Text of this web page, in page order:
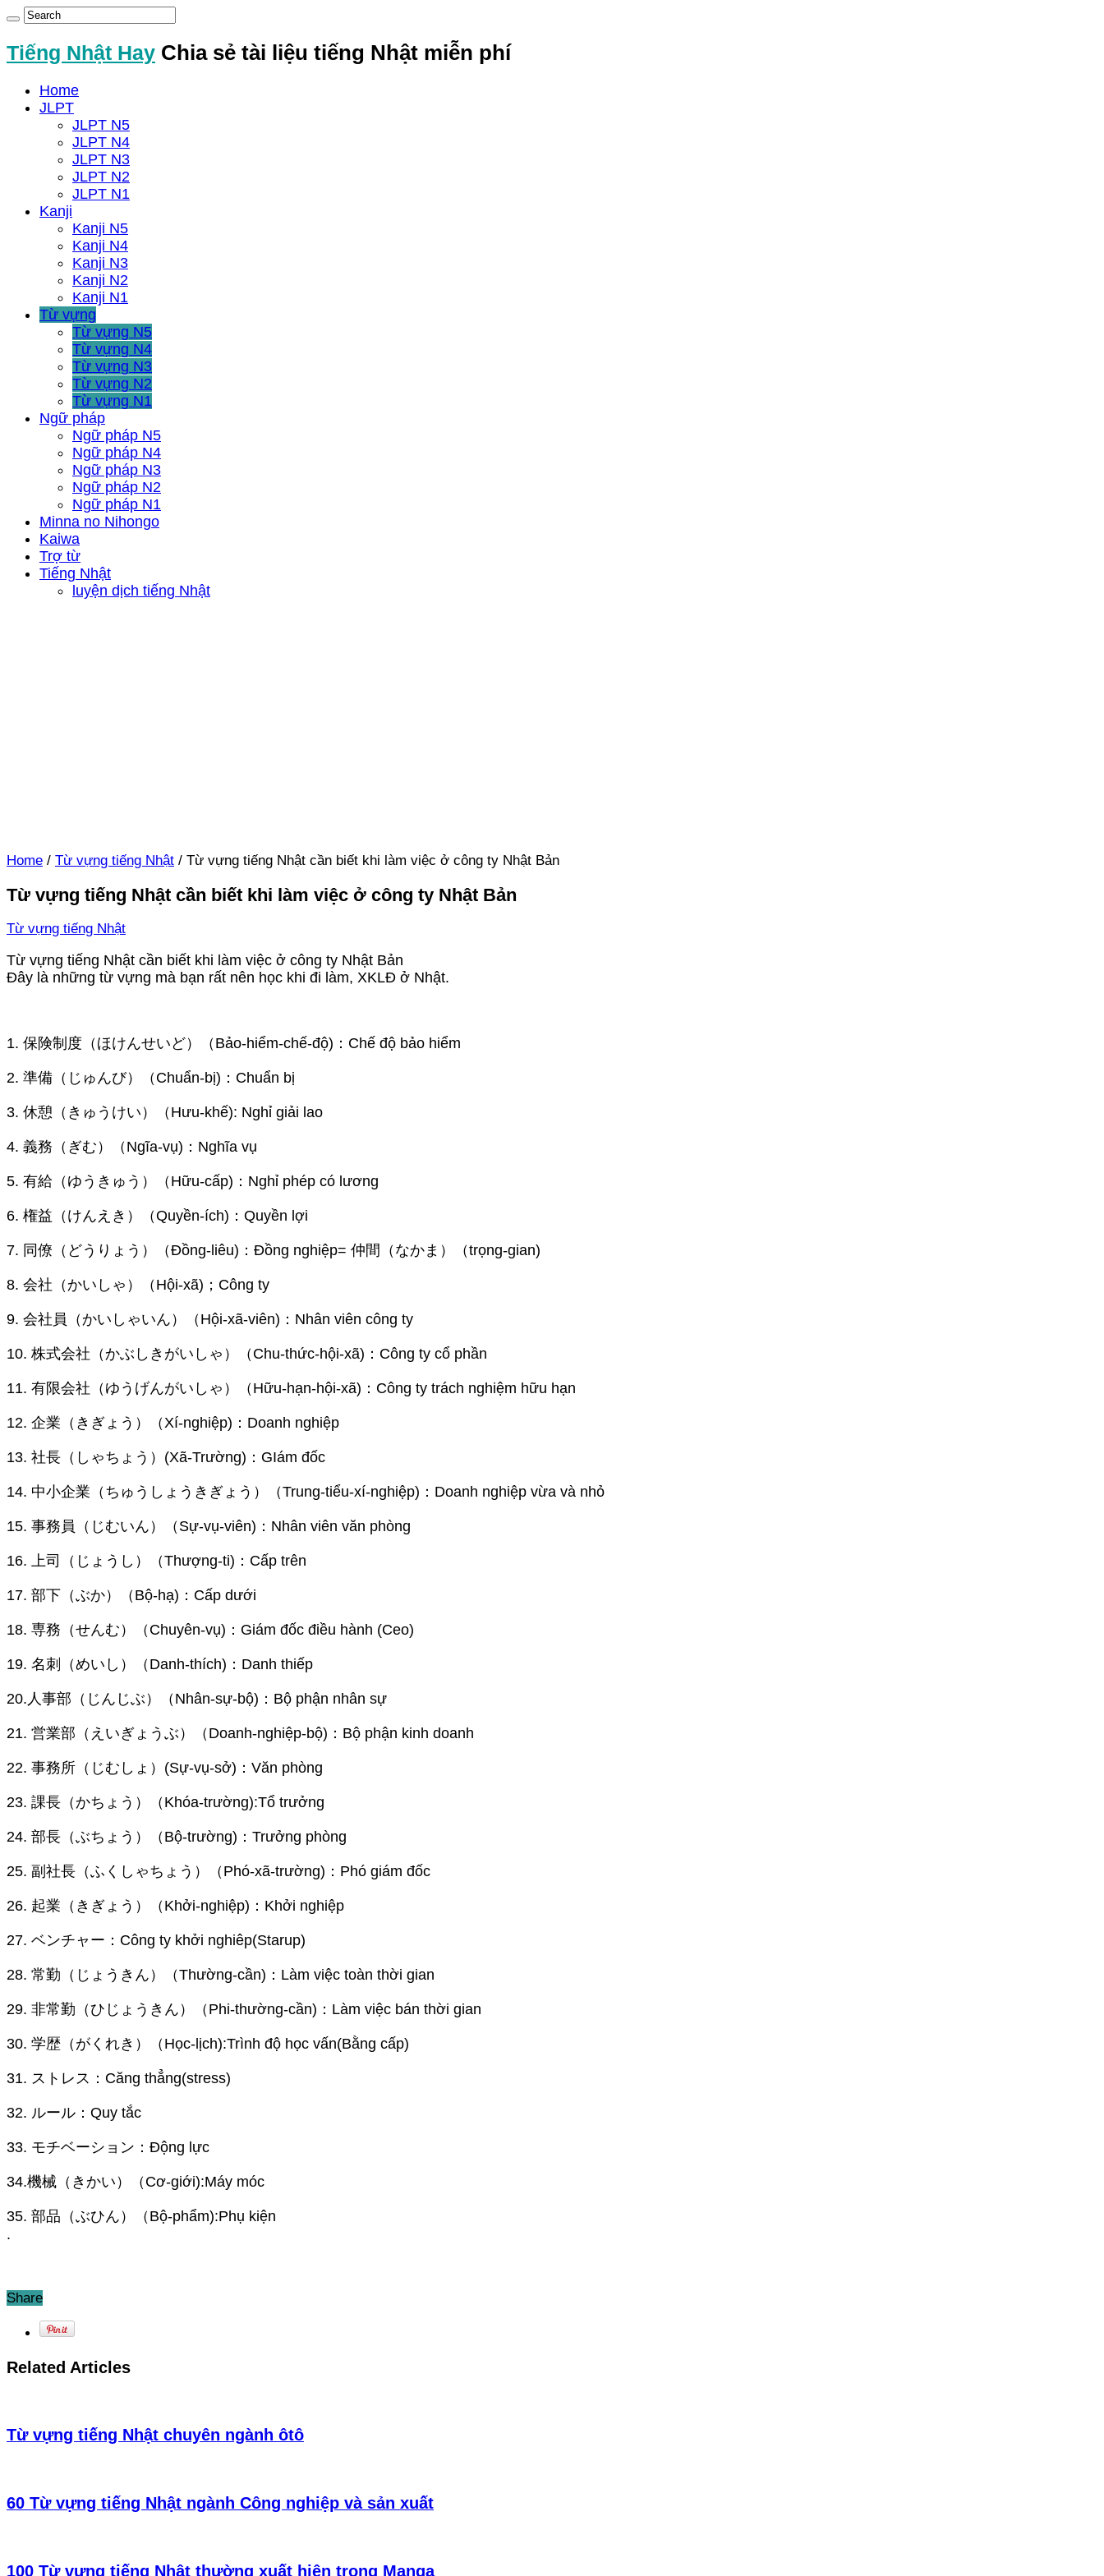
Tiếng Nhật Hay Chia sẻ tài liệu tiếng Nhật miễn phí
Home
JLPT
JLPT N5
JLPT N4
JLPT N3
JLPT N2
JLPT N1
Kanji
Kanji N5
Kanji N4
Kanji N3
Kanji N2
Kanji N1
Từ vựng
Từ vựng N5
Từ vựng N4
Từ vựng N3
Từ vựng N2
Từ vựng N1
Ngữ pháp
Ngữ pháp N5
Ngữ pháp N4
Ngữ pháp N3
Ngữ pháp N2
Ngữ pháp N1
Minna no Nihongo
Kaiwa
Trợ từ
Tiếng Nhật
luyện dịch tiếng Nhật
Home / Từ vựng tiếng Nhật / Từ vựng tiếng Nhật cần biết khi làm việc ở công ty Nhật Bản
Từ vựng tiếng Nhật cần biết khi làm việc ở công ty Nhật Bản
Từ vựng tiếng Nhật
Từ vựng tiếng Nhật cần biết khi làm việc ở công ty Nhật Bản
Đây là những từ vựng mà bạn rất nên học khi đi làm, XKLĐ ở Nhật.
1. 保険制度（ほけんせいど）（Bảo-hiểm-chế-độ)：Chế độ bảo hiểm
2. 準備（じゅんび）（Chuẩn-bị)：Chuẩn bị
3. 休憩（きゅうけい）（Hưu-khế): Nghỉ giải lao
4. 義務（ぎむ）（Ngĩa-vụ)：Nghĩa vụ
5. 有給（ゆうきゅう）（Hữu-cấp)：Nghỉ phép có lương
6. 権益（けんえき）（Quyền-ích)：Quyền lợi
7. 同僚（どうりょう）（Đồng-liêu)：Đồng nghiệp= 仲間（なかま）（trọng-gian)
8. 会社（かいしゃ）（Hội-xã)；Công ty
9. 会社員（かいしゃいん）（Hội-xã-viên)：Nhân viên công ty
10. 株式会社（かぶしきがいしゃ）（Chu-thức-hội-xã)：Công ty cổ phần
11. 有限会社（ゆうげんがいしゃ）（Hữu-hạn-hội-xã)：Công ty trách nghiệm hữu hạn
12. 企業（きぎょう）（Xí-nghiệp)：Doanh nghiệp
13. 社長（しゃちょう）(Xã-Trường)：GIám đốc
14. 中小企業（ちゅうしょうきぎょう）（Trung-tiểu-xí-nghiệp)：Doanh nghiệp vừa và nhỏ
15. 事務員（じむいん）（Sự-vụ-viên)：Nhân viên văn phòng
16. 上司（じょうし）（Thượng-ti)：Cấp trên
17. 部下（ぶか）（Bộ-hạ)：Cấp dưới
18. 専務（せんむ）（Chuyên-vụ)：Giám đốc điều hành (Ceo)
19. 名刺（めいし）（Danh-thích)：Danh thiếp
20.人事部（じんじぶ）（Nhân-sự-bộ)：Bộ phận nhân sự
21. 営業部（えいぎょうぶ）（Doanh-nghiệp-bộ)：Bộ phận kinh doanh
22. 事務所（じむしょ）(Sự-vụ-sở)：Văn phòng
23. 課長（かちょう）（Khóa-trường):Tổ trưởng
24. 部長（ぶちょう）（Bộ-trường)：Trưởng phòng
25. 副社長（ふくしゃちょう）（Phó-xã-trường)：Phó giám đốc
26. 起業（きぎょう）（Khởi-nghiệp)：Khởi nghiệp
27. ベンチャー：Công ty khởi nghiêp(Starup)
28. 常勤（じょうきん）（Thường-cần)：Làm việc toàn thời gian
29. 非常勤（ひじょうきん）（Phi-thường-cần)：Làm việc bán thời gian
30. 学歴（がくれき）（Học-lịch):Trình độ học vấn(Bằng cấp)
31. ストレス：Căng thẳng(stress)
32. ルール：Quy tắc
33. モチベーション：Động lực
34.機械（きかい）（Cơ-giới):Máy móc
35. 部品（ぶひん）（Bộ-phẩm):Phụ kiện
.
Share
Related Articles
Từ vựng tiếng Nhật chuyên ngành ôtô
60 Từ vựng tiếng Nhật ngành Công nghiệp và sản xuất
100 Từ vựng tiếng Nhật thường xuất hiện trong Manga